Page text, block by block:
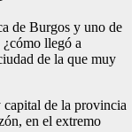
de Burgos y uno de
llegó a
de la que muy
de la provincia
en el extremo